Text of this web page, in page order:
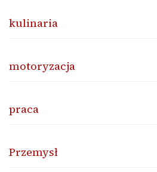
kulinaria
motoryzacja
praca
Przemysł